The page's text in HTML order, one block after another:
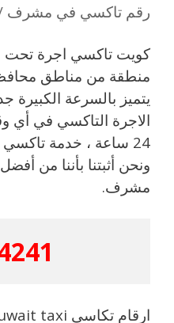
رقم تاكسي في مشرف
كويت تاكسي اجرة
منطقة من مناطق
يتميز بالسرعة
الاجرة التاكسي في
24 ساعة ، خدمة
ونحن أثبتنا بأننا من
مشرف.